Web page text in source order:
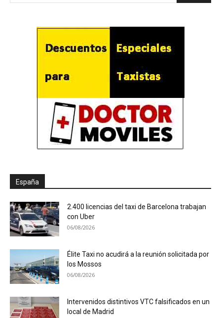
España
2.400 licencias del taxi de Barcelona trabajan
con Uber
06/08/2026
Élite Taxi no acudirá a la reunión solicitada por
los Mossos
06/08/2026
Intervenidos distintivos VTC falsificados en un
local de Madrid